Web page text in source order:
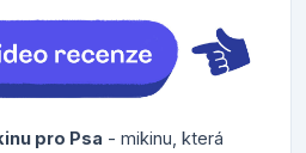
pro Psa - mikinu, která